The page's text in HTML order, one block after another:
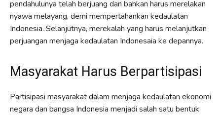
pendahulunya telah berjuang dan bahkan harus merelakan
nyawa melayang, demi mempertahankan kedaulatan
Indonesia. Selanjutnya, merekalah yang harus melanjutkan
perjuangan menjaga kedaulatan Indonesaia ke depannya.
Masyarakat Harus Berpartisipasi
Partisipasi masyarakat dalam menjaga kedaulatan ekonomi
negara dan bangsa Indonesia menjadi salah satu bentuk